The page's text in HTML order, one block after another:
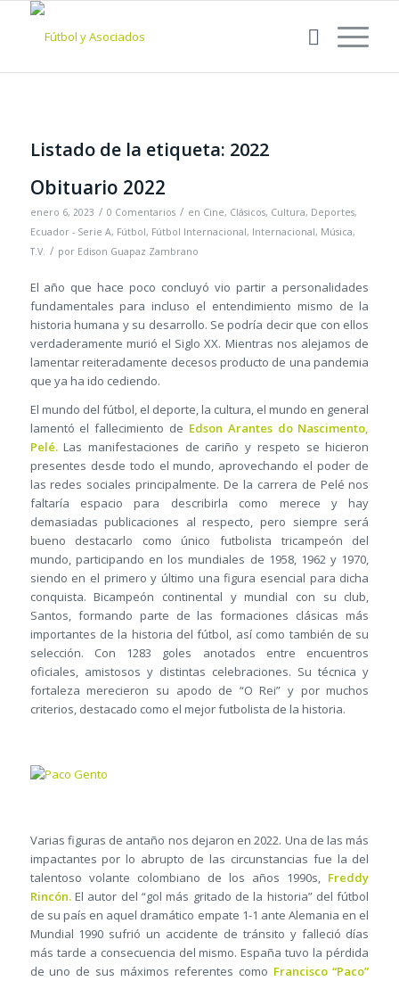
Listado de la etiqueta: 2022
Obituario 2022
enero 6, 2023 / 0 Comentarios / en Cine, Clásicos, Cultura, Deportes,
Ecuador - Serie A, Fútbol, Fútbol Internacional, Internacional, Música,
T.V. / por Edison Guapaz Zambrano
El año que hace poco concluyó vio partir a personalidades
fundamentales para incluso el entendimiento mismo de la
historia humana y su desarrollo. Se podría decir que con ellos
verdaderamente murió el Siglo XX. Mientras nos alejamos de
lamentar reiteradamente decesos producto de una pandemia
que ya ha ido cediendo.
El mundo del fútbol, el deporte, la cultura, el mundo en general
lamentó el fallecimiento de Edson Arantes do Nascimento,
Pelé.Las manifestaciones de cariño y respeto se hicieron
presentes desde todo el mundo, aprovechando el poder de
las redes sociales principalmente. De la carrera de Pelé nos
faltaría espacio para describirla como merece y hay
demasiadas publicaciones al respecto, pero siempre será
bueno destacarlo como único futbolista tricampeón del
mundo, participando en los mundiales de 1958, 1962 y 1970,
siendo en el primero y último una figura esencial para dicha
conquista. Bicampeón continental y mundial con su club,
Santos, formando parte de las formaciones clásicas más
importantes de la historia del fútbol, así como también de su
selección. Con 1283 goles anotados entre encuentros
oficiales, amistosos y distintas celebraciones. Su técnica y
fortaleza merecieron su apodo de “O Rei” y por muchos
criterios, destacado como el mejor futbolista de la historia.
Varias figuras de antaño nos dejaron en 2022. Una de las más
impactantes por lo abrupto de las circunstancias fue la del
talentoso volante colombiano de los años 1990s, Freddy
Rincón.El autor del “gol más gritado de la historia” del fútbol
de su país en aquel dramático empate 1-1 ante Alemania en el
Mundial 1990 sufrió un accidente de tránsito y falleció días
más tarde a consecuencia del mismo. España tuvo la pérdida
de uno de sus máximos referentes como Francisco “Paco”